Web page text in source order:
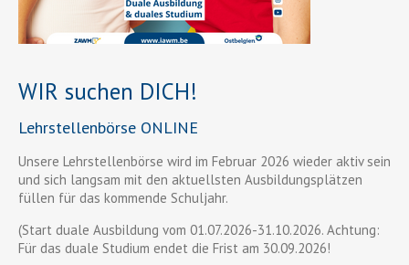
WIR suchen DICH!
Lehrstellenbörse ONLINE
Unsere Lehrstellenbörse wird im Februar 2026 wieder aktiv sein
und sich langsam mit den aktuellsten Ausbildungsplätzen
füllen für das kommende Schuljahr.
(Start duale Ausbildung vom 01.07.2026-31.10.2026. Achtung:
Für das duale Studium endet die Frist am 30.09.2026!